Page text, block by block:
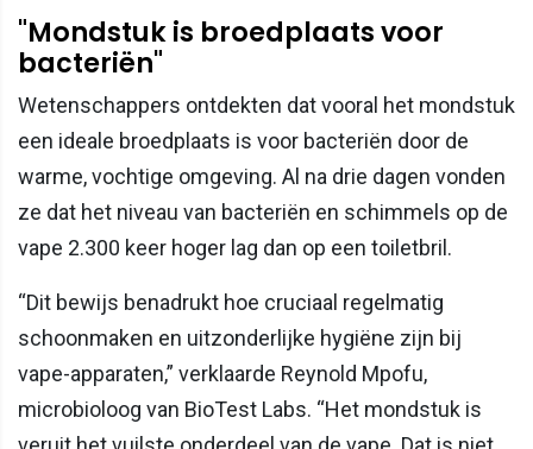
"Mondstuk is broedplaats voor
bacteriën"
Wetenschappers ontdekten dat vooral het mondstuk
een ideale broedplaats is voor bacteriën door de
warme, vochtige omgeving. Al na drie dagen vonden
ze dat het niveau van bacteriën en schimmels op de
vape 2.300 keer hoger lag dan op een toiletbril.
“Dit bewijs benadrukt hoe cruciaal regelmatig
schoonmaken en uitzonderlijke hygiëne zijn bij
vape-apparaten,” verklaarde Reynold Mpofu,
microbioloog van BioTest Labs. “Het mondstuk is